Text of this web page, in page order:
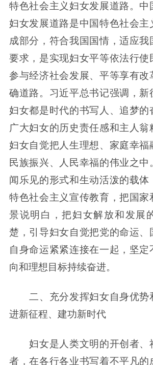
特色社会主义妇女发展道路。中
妇女发展道路是中国特色社会主
成部分，符合我国国情，适应我
要求，是实现妇女平等依法行使
参与经济社会发展、平等享有改
确道路。习近平总书记强调，新
妇女都是时代的书写人、追梦的
广大妇女的历史责任感和主人翁
妇女自觉把人生理想、家庭幸福
民族振兴、人民幸福的伟业之中
闻乐见的形式和生动活泼的载体
特色社会主义宣传教育，把国家
景说明白，把妇女解放和发展
楚，引导妇女自觉把党的命运、
自身命运紧紧连接在一起，坚定
向和理想目标持续奋进。
二、充分发挥妇女自身优势
进新征程、建功新时代
妇女是人类文明的开创者、
者，在各行各业书写着不平凡的